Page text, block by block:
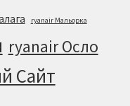
ryanair Мальорка
ryanair Осло
Cайт